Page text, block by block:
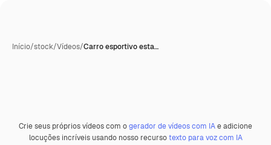
Início/stock/Vídeos/Carro esportivo esta…
Premium
Crie seus próprios vídeos com ogerador de vídeos com IAe adicione
locuções incríveis usando nosso recursotexto para voz com IA